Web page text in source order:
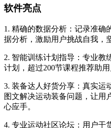
软件亮点
1. 精确的数据分析：记录准确
据分析，激励用户挑战自我，
2. 智能训练计划指导：专业教
计划，超过200节课程推荐助用
3. 装备达人好货分享：真实运
图文解决运动装备问题，让用
心应手。
4. 专业运动社区论坛：用户干